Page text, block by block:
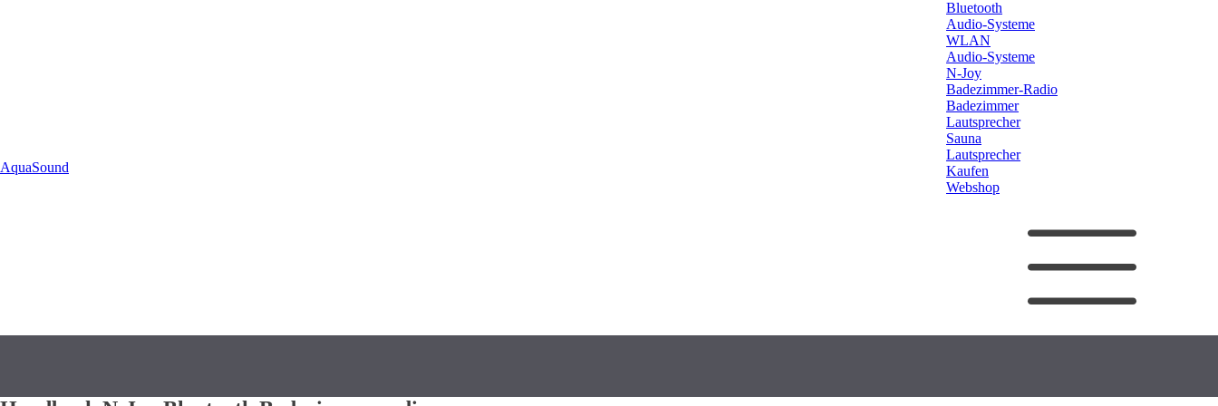
AquaSound
Bluetooth
Audio-Systeme
WLAN
Audio-Systeme
N-Joy
Badezimmer-Radio
Badezimmer
Lautsprecher
Sauna
Lautsprecher
Kaufen
Webshop